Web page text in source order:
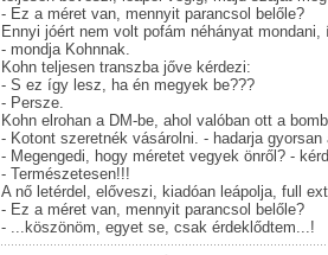
- Ez a méret van, mennyit parancsol belőle?
Ennyi jóért nem volt pofám néhányat
- mondja Kohnnak.
Kohn teljesen transzba jőve kérdezi:
- S ez így lesz, ha én megyek be???
- Persze.
Kohn elrohan a DM-be, ahol valóban ott a
- Kotont szeretnék vásárolni. - hadarja gyorsan
- Megengedi, hogy méretet vegyek önről? -
- Természetesen!!!
A nő letérdel, előveszi, kiadóan leápolja, full
- Ez a méret van, mennyit parancsol belőle?
- ...köszönöm, egyet se, csak érdeklődtem...!